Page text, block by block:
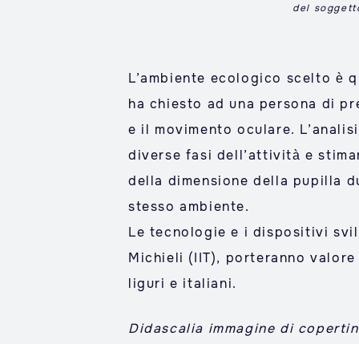
del
L’ambiente ecologico scelto è
ha chiesto ad una persona di
e il movimento oculare.
diverse fasi dell’attività e
della dimensione della pupilla
stesso ambiente.
Le tecnologie e i dispositivi
Michieli (IIT), porteranno
liguri e italiani.
Didascalia immagine di